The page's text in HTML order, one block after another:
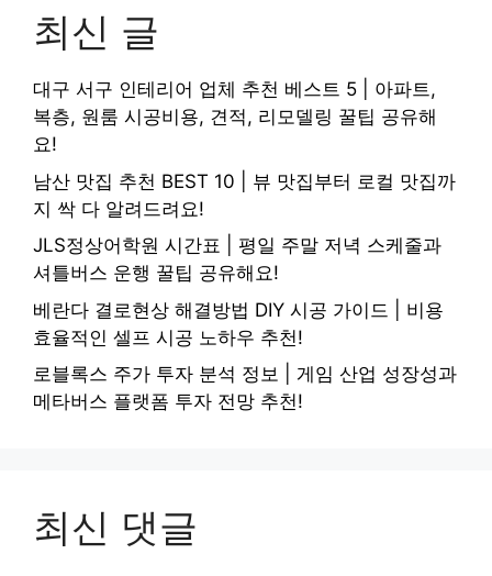
최신 글
대구 서구 인테리어 업체 추천 베스트 5 | 아파트,
복층, 원룸 시공비용, 견적, 리모델링 꿀팁 공유해
요!
남산 맛집 추천 BEST 10 | 뷰 맛집부터 로컬 맛집까
지 싹 다 알려드려요!
JLS정상어학원 시간표 | 평일 주말 저녁 스케줄과
셔틀버스 운행 꿀팁 공유해요!
베란다 결로현상 해결방법 DIY 시공 가이드 | 비용
효율적인 셀프 시공 노하우 추천!
로블록스 주가 투자 분석 정보 | 게임 산업 성장성과
메타버스 플랫폼 투자 전망 추천!
최신 댓글